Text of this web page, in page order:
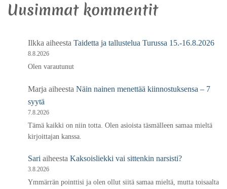
Uusimmat kommentit
Ilkka aiheesta Taidetta ja tallustelua Turussa 15.-16.8.2026
8.8.2026
Olen varautunut
Marja aiheesta Näin nainen menettää kiinnostuksensa – 7
syytä
7.8.2026
Tämä kaikki on niin totta. Olen asioista täsmälleen samaa mieltä
kirjoittajan kanssa.
Sari aiheesta Kaksoisliekki vai sittenkin narsisti?
3.8.2026
Ymmärrän pointtisi ja olen ollut siitä samaa mieltä, mutta toisaalta